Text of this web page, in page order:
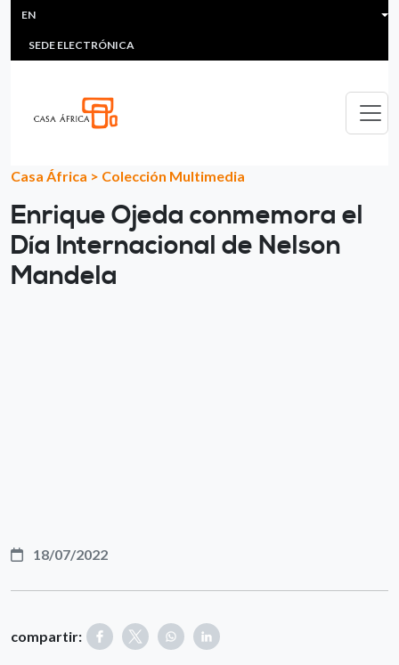
Skip to main content
HEADER MENU
MULTIMEDIA
SEDE ELECTRÓNICA
EN
Casa África > Colección Multimedia
Enrique Ojeda conmemora el
Día Internacional de Nelson
Mandela
18/07/2022
compartir: